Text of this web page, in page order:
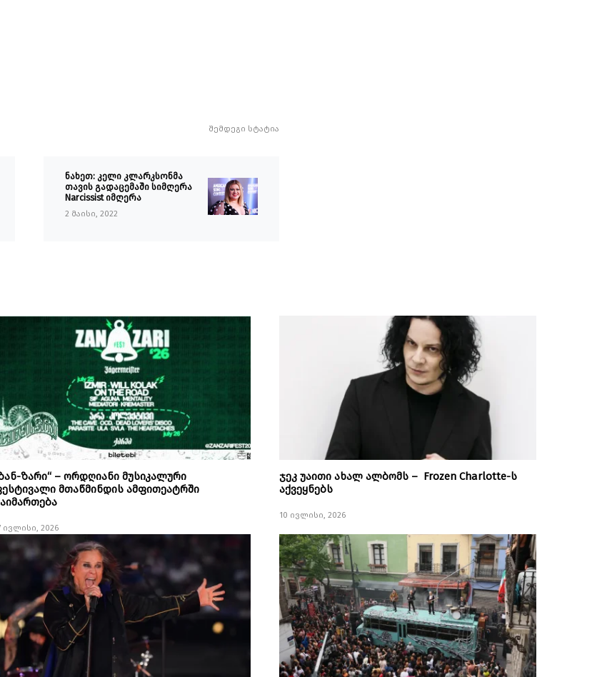
შემდეგი სტატია
ნახეთ: კელი კლარკსონმა
თავის გადაცემაში სიმღერა
Narcissist იმღერა
2 მაისი, 2022
ზარი“ – ორდღიანი მუსიკალური
მთაწმინდის ამფითეატრში
ივლისი, 2026
ჯეკ უაითი ახალ ალბომს – Frozen Charlotte-ს
აქვეყნებს
10 ივლისი, 2026